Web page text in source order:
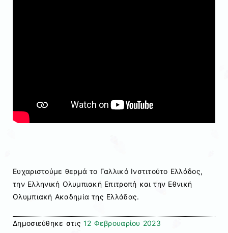
Ευχαριστούμε θερμά το Γαλλικό Ινστιτούτο Ελλάδος,
την Ελληνική Ολυμπιακή Επιτροπή και την Εθνική
Ολυμπιακή Ακαδημία της Ελλάδας.
Δημοσιεύθηκε στις 12 Φεβρουαρίου 2023